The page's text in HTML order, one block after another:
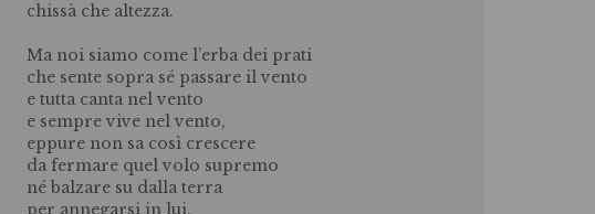
chissà che altezza.
Ma noi siamo come l’erba dei prati
che sente sopra sé passare il vento
e tutta canta nel vento
e sempre vive nel vento,
eppure non sa così crescere
da fermare quel volo supremo
né balzare su dalla terra
per annegarsi in lui.